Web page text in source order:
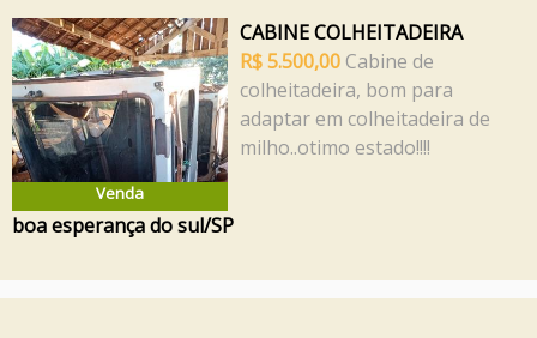
Venda
CABINE COLHEITADEIRA
R$ 5.500,00 Cabine de
colheitadeira, bom para
adaptar em colheitadeira de
milho..otimo estado!!!!
boa esperança do sul/SP